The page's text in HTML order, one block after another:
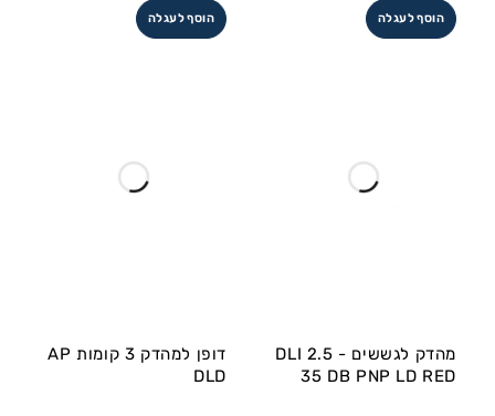
הוסף לעגלה הוסף לעגלה
מהדק לגששים DLI 2.5 -
35 DB PNP LD RED
דופן למהדק 3 קומות AP
DLD